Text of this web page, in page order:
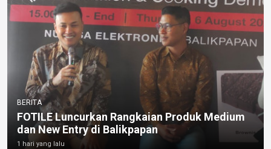
BERITA
FOTILE Luncurkan Rangkaian Produk Medium
dan New Entry di Balikpapan
1 hari yang lalu